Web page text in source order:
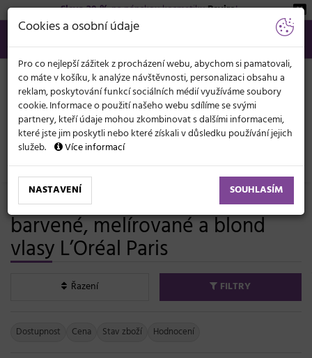
Sleva 20 %na pánskou kosmetikuBeviro!
566 440 099
info@svetkadernictvi.cz
Po−pá: 8−17
Vše o nákupu Kč
KATEGORIE
MENU
Vlasová kosmetika Šampony
Profesionální šampony pro
barvené, melírované a blond
vlasy L’Oréal Paris
Řazení FILTRY
Dostupnost Cena Stav zboží Hodnocení
Cookies a osobní údaje
Pro co nejlepší zážitek z procházení webu, abychom si pamatovali,
co máte v košíku, k analýze návštěvnosti, personalizaci obsahu a
reklam, poskytování funkcí sociálních médií využíváme soubory
cookie. Informace o použití našeho webu sdílíme se svými
partnery, kteří údaje mohou zkombinovat s dalšími informacemi,
které jste jim poskytli nebo které získali v důsledku používání jejich
služeb.
Více informací
NASTAVENÍ SOUHLASÍM